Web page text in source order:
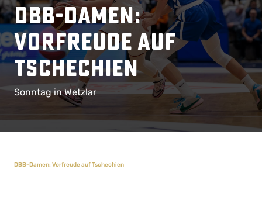
DBB-Damen:
Vorfreude auf
Tschechien
Sonntag in Wetzlar
DBB-Damen: Vorfreude auf Tschechien